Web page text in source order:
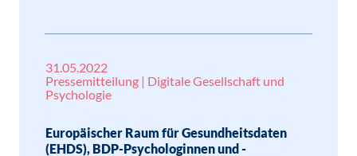
31.05.2022
Pressemitteilung | Digitale Gesellschaft und
Psychologie
Europäischer Raum für Gesundheitsdaten
(EHDS), BDP-Psychologinnen und -